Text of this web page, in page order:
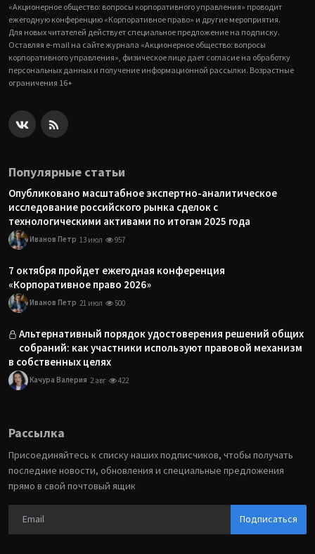
«Акционерное общество: вопросы корпоративного управления» проводит
ежегодную конференцию «Корпоративное право» и другие мероприятия.
Для новых читателей действует специальное предложение на подписку.
Оставляя e-mail на сайте журнала «Акционерное общество: вопросы
корпоративного управления», физическое лицо дает согласие на обработку
персональных данных и получение информационной рассылки. Возрастные
ограничения 16+
Популярные статьи
Опубликовано масштабное экспертно-аналитическое
исследование российского рынка сделок с
технологическими активами по итогам 2025 года
Иванов Петр 13 июл 957
7 октября пройдет ежегодная конференция
«Корпоративное право 2026»
Иванов Петр 21 июл 500
Альтернативный порядок удостоверения решений общих
собраний: как участники используют правовой механизм
в собственных целях
Качура Валерия 2 авг 422
Рассылка
Присоединяйтесь к списку наших подписчиков, чтобы получать
последние новости, обновления и специальные предложения
прямо в свой почтовый ящик
Подписаться